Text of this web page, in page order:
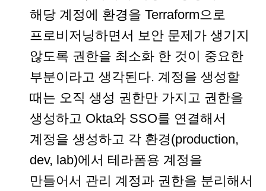
해당 계정에 환경을 Terraform으로
프로비저닝하면서 보안 문제가 생기지
않도록 권한을 최소화 한 것이 중요한
부분이라고 생각된다. 계정을 생성할
때는 오직 생성 권한만 가지고 권한을
생성하고 Okta와 SSO를 연결해서
계정을 생성하고 각 환경(production,
dev, lab)에서 테라폼용 계정을
만들어서 관리 계정과 권한을 분리해서